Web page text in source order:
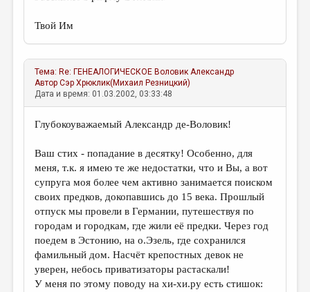
Твой Им
Тема: Re: ГЕНЕАЛОГИЧЕСКОЕ Воловик Александр
АвторСэр Хрюклик(Михаил Резницкий)
Дата и время: 01.03.2002, 03:33:48
Глубокоуважаемый Александр де-Воловик!
Ваш стих - попадание в десятку! Особенно, для
меня, т.к. я имею те же недостатки, что и Вы, а вот
супруга моя более чем активно занимается поиском
своих предков, докопавшись до 15 века. Прошлый
отпуск мы провели в Германии, путешествуя по
городам и городкам, где жили её предки. Через год
поедем в Эстонию, на о.Эзель, где сохранился
фамильный дом. Насчёт крепостных девок не
уверен, небось приватизаторы растаскали!
У меня по этому поводу на хи-хи.ру есть стишок: